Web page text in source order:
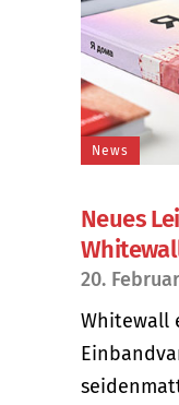
News
Neues
20.
Whitewall